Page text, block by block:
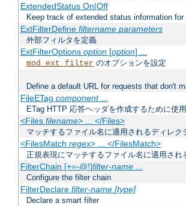
ExtendedStatus On|Off
Keep track of extended status information for
ExtFilterDefine filtername parameters
外部フィルタを定義
ExtFilterOptions option[option] ...
mod_ext_filter のオプションを設定
Define a default URL for requests that don't
FileETag component...
ETag HTTP 応答ヘッダを作成するために使
<Files filename> ... </Files>
マッチするファイル名に適用されるディレク
<FilesMatch regex> ... </FilesMatch>
正規表現にマッチするファイル名に適用され
FilterChain [+=-@!]filter-name ...
Configure the filter chain
FilterDeclare filter-name [type]
Declare a smart filter